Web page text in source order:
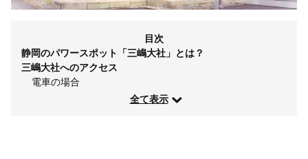
目次
静岡のパワースポット「三嶋大社」とは？
三嶋大社へのアクセス
電車の場合
全て表示